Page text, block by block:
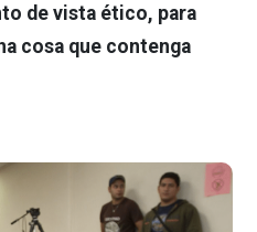
de vista ético, para
cosa que contenga